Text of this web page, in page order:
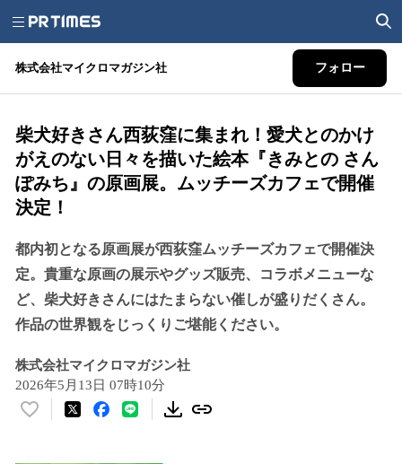
株式会社マイクロマガジン社 フォロー
柴犬好きさん西荻窪に集まれ！愛犬とのかけ
がえのない日々を描いた絵本『きみとの さん
ぽみち』の原画展。ムッチーズカフェで開催
決定！
都内初となる原画展が西荻窪ムッチーズカフェで開催決
定。貴重な原画の展示やグッズ販売、コラボメニューな
ど、柴犬好きさんにはたまらない催しが盛りだくさん。
作品の世界観をじっくりご堪能ください。
株式会社マイクロマガジン社
2026年5月13日 07時10分
い